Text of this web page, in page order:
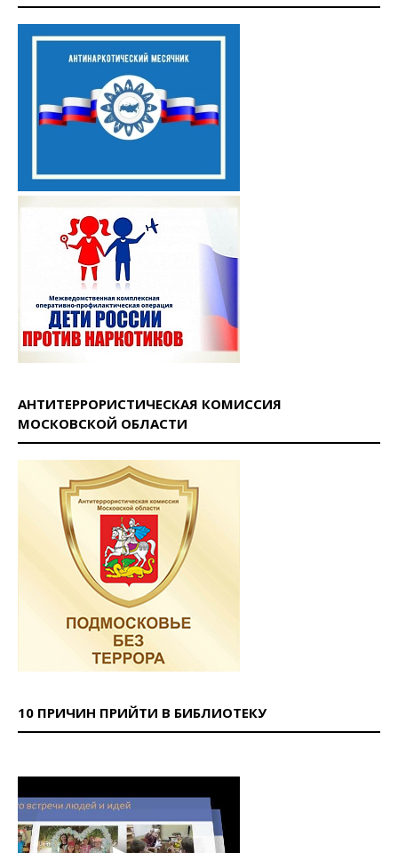
АНТИТЕРРОРИСТИЧЕСКАЯ КОМИССИЯ
МОСКОВСКОЙ ОБЛАСТИ
10 ПРИЧИН ПРИЙТИ В БИБЛИОТЕКУ